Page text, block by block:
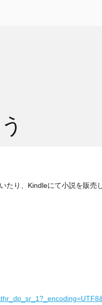
たり、Kindleにて小説を販売